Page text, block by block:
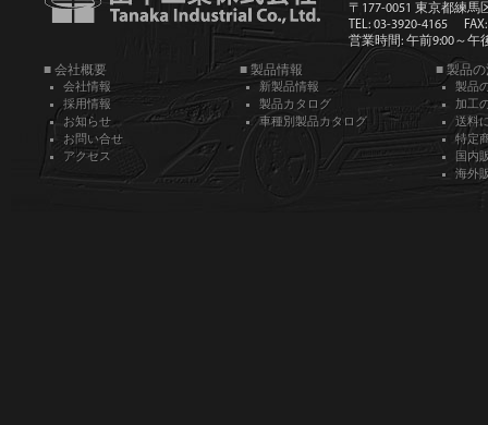
〒177-0051 東京都練馬
TEL: 03-3920-4165
営業時間: 午前9:00～午
■ 会社概要
会社情報
採用情報
お知らせ
お問い合せ
アクセス
■ 製品情報
新製品情報
製品カタログ
車種別製品カタログ
■ 製品
製品
加工
送料
特定
国内
海外